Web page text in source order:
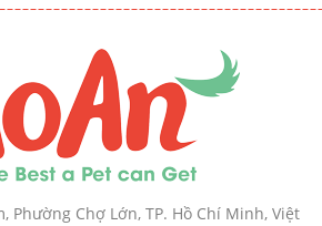
Phường Chợ Lớn, TP. Hồ Chí Minh, Việt